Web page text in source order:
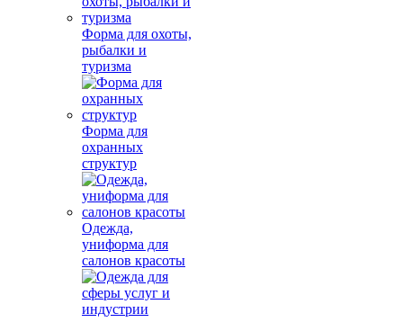
Форма для охоты,
рыбалки и
туризма
Форма для
охранных
структур
Одежда,
униформа для
салонов красоты